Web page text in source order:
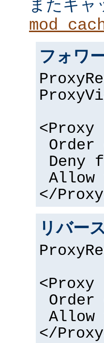
またキャ
フォワ
<Proxy
Order
Deny
Allow
</
リバー
<Proxy
Order
</